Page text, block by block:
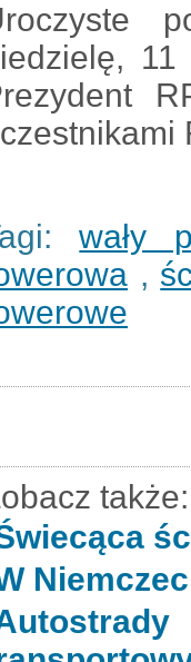
wały
,
także: